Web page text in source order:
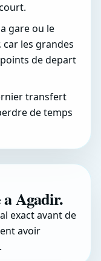
gare ou le
les grandes
de depart
transfert
de temps
a Agadir.
exact avant de
avoir